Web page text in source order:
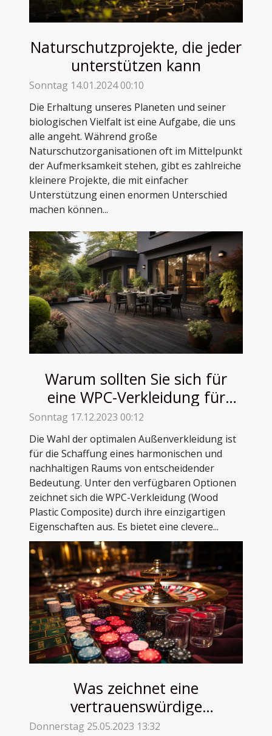
Naturschutzprojekte, die jeder
unterstützen kann
Sonntag 14.01.2024 00:10
Die Erhaltung unseres Planeten und seiner
biologischen Vielfalt ist eine Aufgabe, die uns
alle angeht. Während große
Naturschutzorganisationen oft im Mittelpunkt
der Aufmerksamkeit stehen, gibt es zahlreiche
kleinere Projekte, die mit einfacher
Unterstützung einen enormen Unterschied
machen können...
Warum sollten Sie sich für
eine WPC-Verkleidung für
Ihren Außenbereich
entscheiden ?
Sonntag 17.12.2023 00:12
Die Wahl der optimalen Außenverkleidung ist
für die Schaffung eines harmonischen und
nachhaltigen Raums von entscheidender
Bedeutung. Unter den verfügbaren Optionen
zeichnet sich die WPC-Verkleidung (Wood
Plastic Composite) durch ihre einzigartigen
Eigenschaften aus. Es bietet eine clevere...
Was zeichnet eine
vertrauenswürdige
Casinoseite heutzutage aus ?
Donnerstag 25.05.2023 13:32